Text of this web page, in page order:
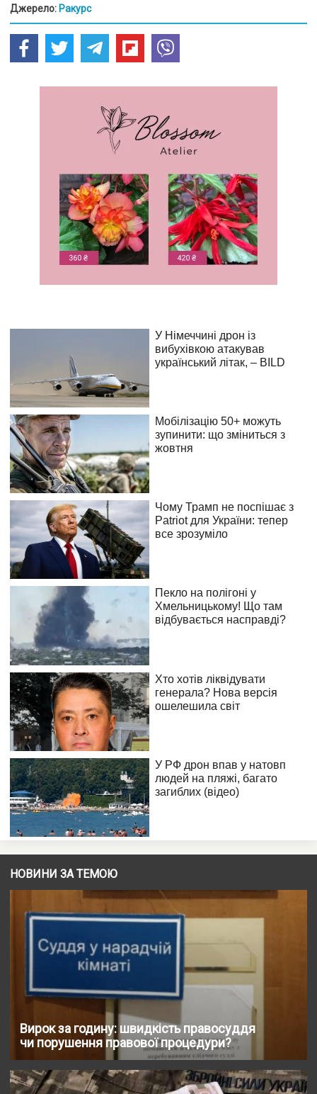
Джерело: Ракурс
НОВИНИ ЗА ТЕМОЮ
Вирок за годину: швидкість правосуддя
чи порушення правової процедури?